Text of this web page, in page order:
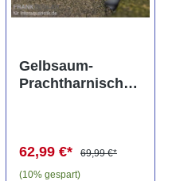
Gelbsaum-
Prachtharnischw
62,99 €*
69,99 €*
(10% gespart)